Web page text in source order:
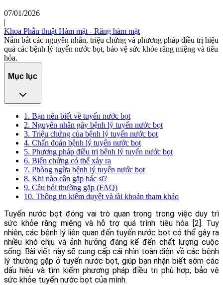
07/01/2026
|
Khoa Phẫu thuật Hàm mặt - Răng hàm mặt
Nắm bắt các nguyên nhân, triệu chứng và phương pháp điều trị hiệu
quả các bệnh lý tuyến nước bọt, bảo vệ sức khỏe răng miệng và tiêu
hóa.
Mục lục
1. Bạn nên biết về tuyến nước bọt
2. Nguyên nhân gây bệnh lý tuyến nước bọt
3. Triệu chứng của bệnh lý tuyến nước bọt
4. Chẩn đoán bệnh lý tuyến nước bọt
5. Phương pháp điều trị bệnh lý tuyến nước bọt
6. Biến chứng có thể xảy ra
7. Phòng ngừa bệnh lý tuyến nước bọt
8. Khi nào cần gặp bác sĩ?
9. Câu hỏi thường gặp (FAQ)
10. Thông tin kiểm duyệt và tài khoản tham khảo
Tuyến nước bọt đóng vai trò quan trọng trong việc duy trì
sức khỏe răng miệng và hỗ trợ quá trình tiêu hóa [2]. Tuy
nhiên, các bệnh lý liên quan đến tuyến nước bọt có thể gây ra
nhiều khó chịu và ảnh hưởng đáng kể đến chất lượng cuộc
sống. Bài viết này sẽ cung cấp cái nhìn toàn diện về các bệnh
lý thường gặp ở tuyến nước bọt, giúp bạn nhận biết sớm các
dấu hiệu và tìm kiếm phương pháp điều trị phù hợp, bảo vệ
sức khỏe tuyến nước bọt của mình.